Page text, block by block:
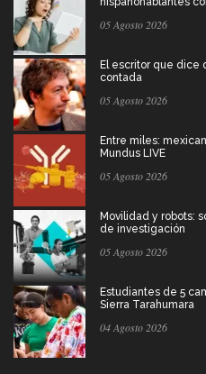
05 Agosto 2026
El escritor que dice
contada
05 Agosto 2026
Entre miles:
Mundus LIVE
05 Agosto 2026
Movilidad y robots:
de investigación
05 Agosto 2026
Estudiantes de 5
Sierra Tarahumara
04 Agosto 2026